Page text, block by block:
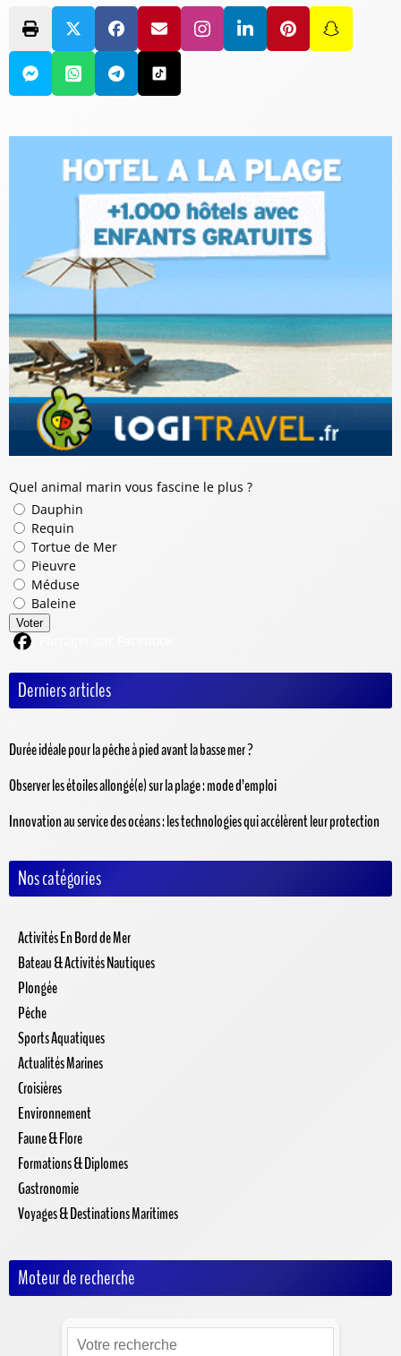
Quel animal marin vous fascine le plus ?
Dauphin
Requin
Tortue de Mer
Pieuvre
Méduse
Baleine
Voter
Derniers articles
Durée idéale pour la pêche à pied avant la basse mer ?
Observer les étoiles allongé(e) sur la plage : mode d’emploi
Innovation au service des océans : les technologies qui accélèrent leur protection
Nos catégories
Activités En Bord de Mer
Bateau & Activités Nautiques
Plongée
Pêche
Sports Aquatiques
Actualités Marines
Croisières
Environnement
Faune & Flore
Formations & Diplomes
Gastronomie
Voyages & Destinations Maritimes
Moteur de recherche